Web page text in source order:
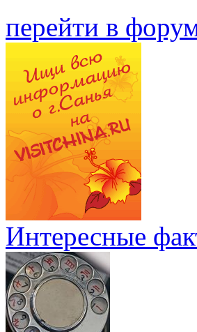
перейти в
Интересные